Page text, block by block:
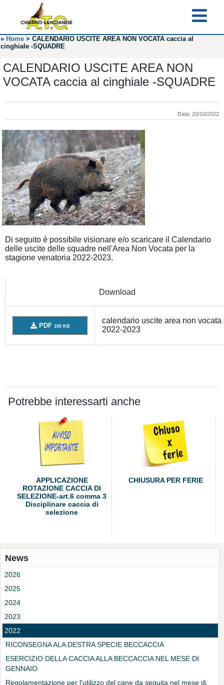
» Home > CALENDARIO USCITE AREA NON VOCATA caccia al
cinghiale -SQUADRE
CALENDARIO USCITE AREA NON
VOCATA caccia al cinghiale -SQUADRE
Data: 20/10/2022
Di seguito è possibile visionare e/o scaricare il Calendario
delle uscite delle squadre nell'Area Non Vocata per la
stagione venatoria 2022-2023.
Download
PDF 100 KB
calendario uscite area non vocata
2022-2023
Potrebbe interessarti anche
APPLICAZIONE
ROTAZIONE CACCIA DI
SELEZIONE-art.6 comma 3
Disciplinare caccia di
selezione
CHIUSURA PER FERIE
News
2026
2025
2024
2023
2022
RICONSEGNA ALA DESTRA SPECIE BECCACCIA
ESERCIZIO DELLA CACCIA ALLA BECCACCIA NEL MESE DI
GENNAIO
Regolamentazione per l'utilizzo del cane da seguita nel mese di